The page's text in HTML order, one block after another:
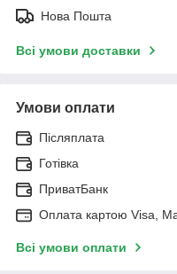
Нова Пошта
Всі умови доставки
Умови оплати
Післяплата
Готівка
ПриватБанк
Оплата картою Visa,
Всі умови оплати